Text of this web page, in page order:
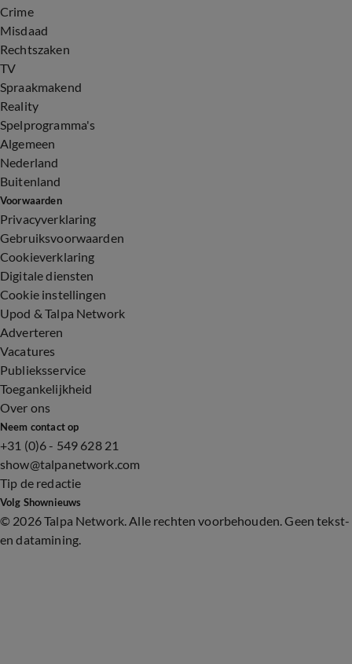
Crime
Misdaad
Rechtszaken
TV
Spraakmakend
Reality
Spelprogramma's
Algemeen
Nederland
Buitenland
Voorwaarden
Privacyverklaring
Gebruiksvoorwaarden
Cookieverklaring
Digitale diensten
Cookie instellingen
Upod & Talpa Network
Adverteren
Vacatures
Publieksservice
Toegankelijkheid
Over ons
Neem contact op
+31 (0)6 - 549 628 21
show@talpanetwork.com
Tip de redactie
Volg Shownieuws
© 2026 Talpa Network. Alle rechten voorbehouden. Geen tekst-
en datamining.